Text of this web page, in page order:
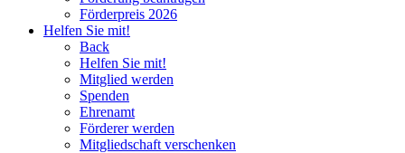
Förderpreis 2026
Helfen Sie mit!
Back
Helfen Sie mit!
Mitglied werden
Spenden
Ehrenamt
Förderer werden
Mitgliedschaft verschenken